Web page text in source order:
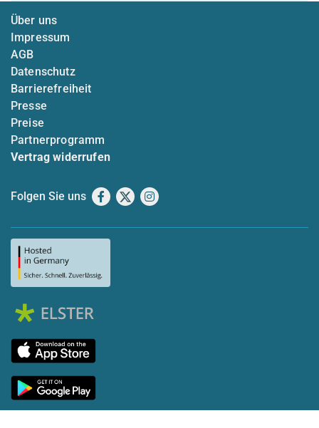
Über uns
Impressum
AGB
Datenschutz
Barrierefreiheit
Presse
Preise
Partnerprogramm
Vertrag widerrufen
Folgen Sie uns Facebook
X Instagram